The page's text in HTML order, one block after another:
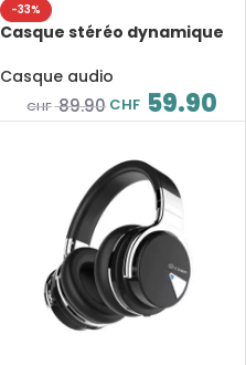
-33%
Casque stéréo dynamique
professionnel, Hi-Res, 20Hz-
Casque audio
CHF89.90 CHF 59.90